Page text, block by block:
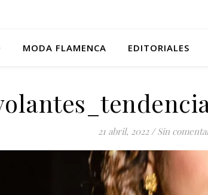
MODA FLAMENCA EDITORIALES
21 abril, 2022 / Sin